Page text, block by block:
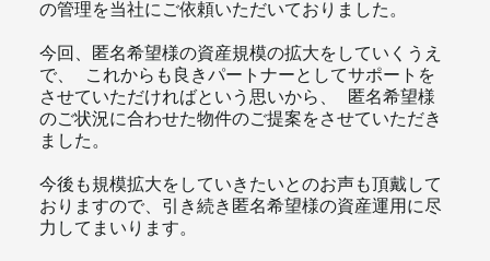
の管理を当社にご依頼いただいておりました。
今回、匿名希望様の資産規模の拡大をしていくうえ
で、 これからも良きパートナーとしてサポートを
させていただければという思いから、 匿名希望様
のご状況に合わせた物件のご提案をさせていただき
ました。
今後も規模拡大をしていきたいとのお声も頂戴して
おりますので、引き続き匿名希望様の資産運用に尽
力してまいります。